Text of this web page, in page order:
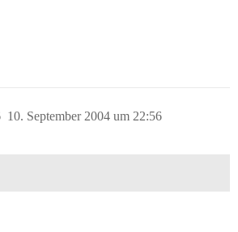
10. September 2004 um 22:56